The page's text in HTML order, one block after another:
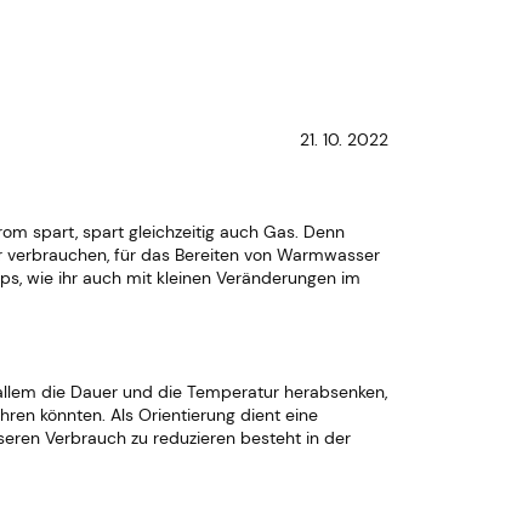
spart, spart gleichzeitig auch Gas. Denn
für das Bereiten von Warmwasser
wie ihr auch mit kleinen Veränderungen im
die Dauer und die Temperatur herabsenken,
könnten. Als Orientierung dient eine
Verbrauch zu reduzieren besteht in der
21. 10. 2022